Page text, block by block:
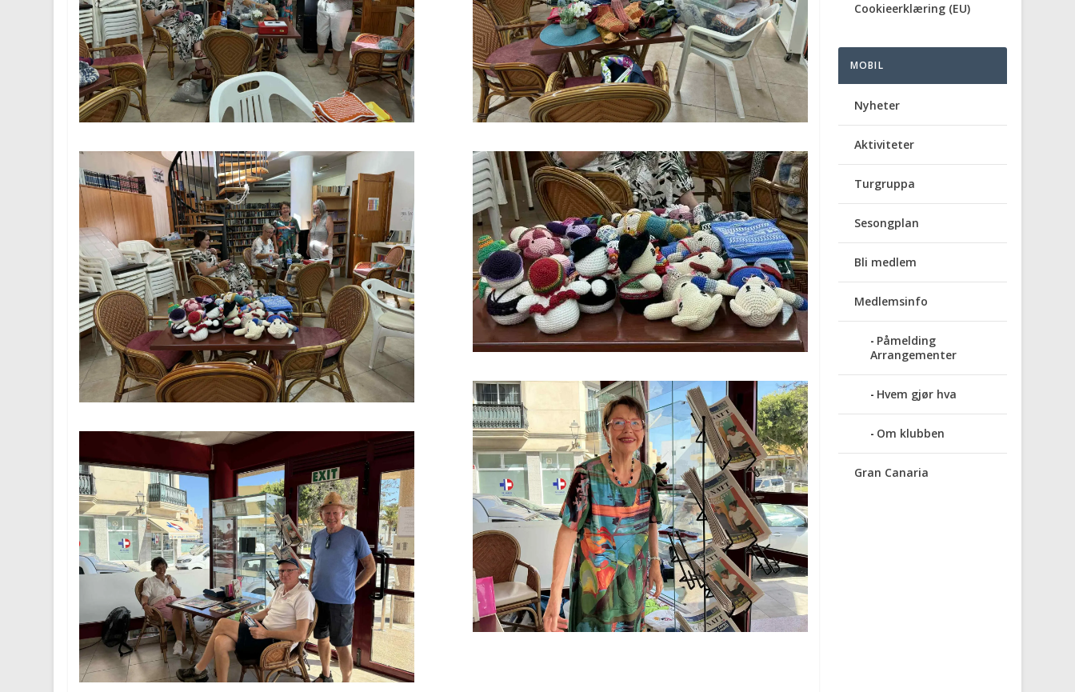
Cookieerklæring (EU)
MOBIL
Nyheter
Aktiviteter
Turgruppa
Sesongplan
Bli medlem
Medlemsinfo
Påmelding
Arrangementer
Hvem gjør hva
Om klubben
Gran Canaria